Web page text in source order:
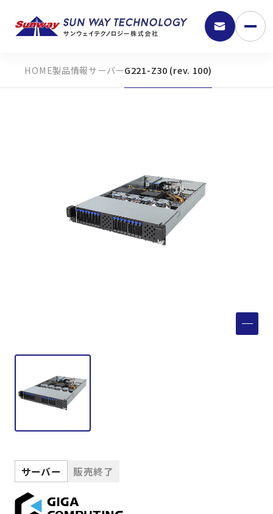
9:30 - 18:00
事例
会社案内
製品情報サーバーG221-Z30 (rev. 100)
サーバー 販売終了